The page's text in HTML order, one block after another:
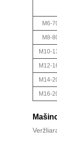
M6-
M8-
M10-
M12-
M14-
M16-